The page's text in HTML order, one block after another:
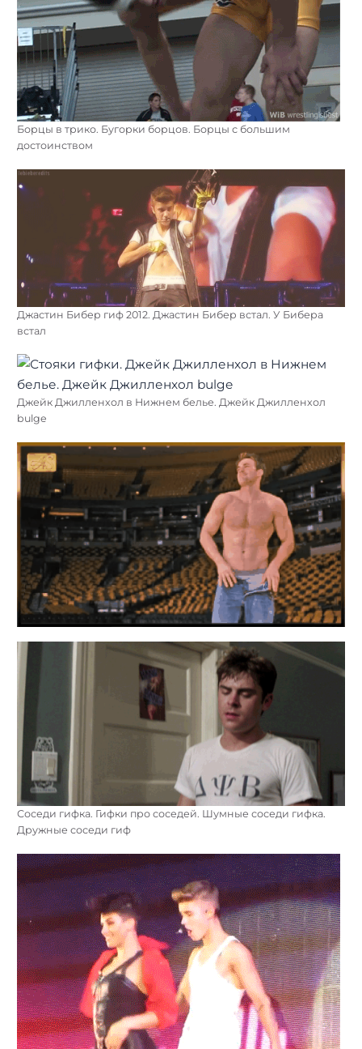
Борцы в трико. Бугорки борцов. Борцы с большим
достоинством
Джастин Бибер гиф 2012. Джастин Бибер встал. У Бибера
встал
Джейк Джилленхол в Нижнем белье. Джейк Джилленхол
bulge
Соседи гифка. Гифки про соседей. Шумные соседи гифка.
Дружные соседи гиф
Найти: